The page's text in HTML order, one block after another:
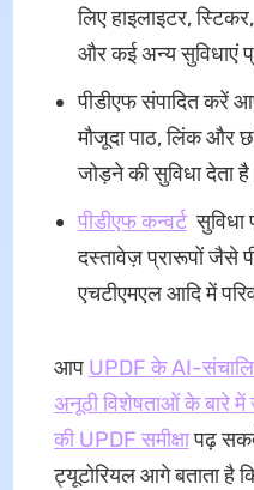
लिए हाइलाइटर,
और कई अन्य सुविधाएं
पीडीएफ संपादित करें
मौजूदा पाठ, लिंक और
जोड़ने की सुविधा देता
पीडीएफ कन्वर्टसुविधा
दस्तावेज़ प्रारूपों जैसे
एचटीएमएल आदि में
आप UPDF के AI-
अनूठी विशेषताओं के बारे
की UPDF समीक्षापढ़ सकते
ट्यूटोरियल आगे बताता है